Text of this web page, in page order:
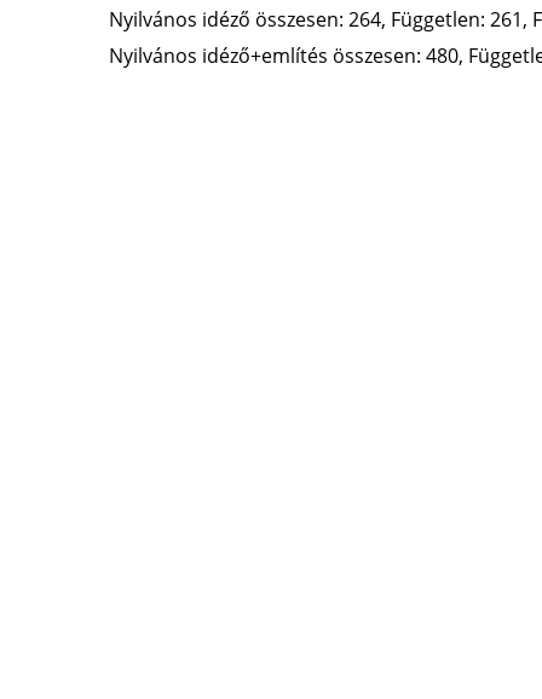
Nyilvános idéző összesen: 264, Független: 261,
Nyilvános idéző+említés összesen: 480,